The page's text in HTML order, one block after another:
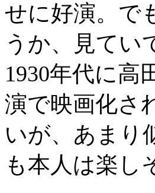
せに好演。で
うか、見てい
1930年代に高
演で映画化さ
いが、あまり
も本人は楽し